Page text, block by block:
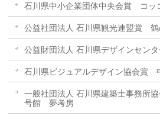
石川県中小企業団体中央会賞 コッ
公益社団法人 石川県観光連盟賞 鶴
公益財団法人 石川県デザインセン
石川県ビジュアルデザイン協会賞
一般社団法人 石川県建築士事務所
号館 夢考房